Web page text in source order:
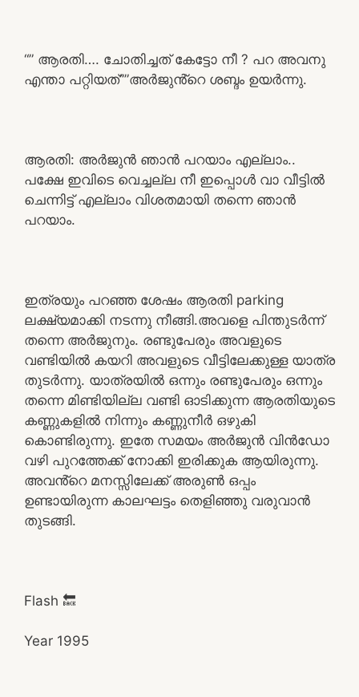
“” ആരതി…. ചോതിച്ചത് കേട്ടോ നീ ? പറ അവനു
എന്താ പറ്റിയത്””അർജുൻ്റെ ശബ്ദം ഉയർന്നു.
ആരതി: അർജുൻ ഞാൻ പറയാം എല്ലാം..
പക്ഷേ ഇവിടെ വെച്ചല്ല നീ ഇപ്പൊൾ വാ വീട്ടിൽ
ചെന്നിട്ട് എല്ലാം വിശതമായി തന്നെ ഞാൻ
പറയാം.
ഇത്രയും പറഞ്ഞ ശേഷം ആരതി parking
ലക്ഷ്യമാക്കി നടന്നു നീങ്ങി.അവളെ പിന്തുടർന്ന്
തന്നെ അർജുനും. രണ്ടുപേരും അവളുടെ
വണ്ടിയിൽ കയറി അവളുടെ വീട്ടിലേക്കുള്ള യാത്ര
തുടർന്നു. യാത്രയിൽ ഒന്നും രണ്ടുപേരും ഒന്നും
തന്നെ മിണ്ടിയില്ല വണ്ടി ഓടിക്കുന്ന ആരതിയുടെ
കണ്ണുകളിൽ നിന്നും കണ്ണുനീർ ഒഴുകി
കൊണ്ടിരുന്നു. ഇതേ സമയം അർജുൻ വിൻഡോ
വഴി പുറത്തേക്ക് നോക്കി ഇരിക്കുക ആയിരുന്നു.
അവൻ്റെ മനസ്സിലേക്ക് അരുൺ ഒപ്പം
ഉണ്ടായിരുന്ന കാലഘട്ടം തെളിഞ്ഞു വരുവാൻ
തുടങ്ങി.
Flash 🔙
Year 1995